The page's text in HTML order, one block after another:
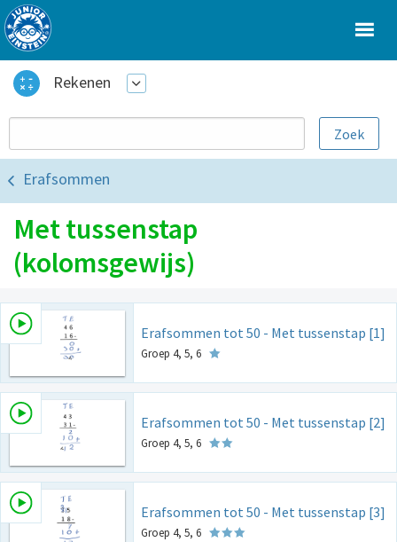
Rekenen
Erafsommen
Met tussenstap
(kolomsgewijs)
Erafsommen tot 50 - Met tussenstap [1]
Groep 4, 5, 6
Erafsommen tot 50 - Met tussenstap [2]
Groep 4, 5, 6
Erafsommen tot 50 - Met tussenstap [3]
Groep 4, 5, 6